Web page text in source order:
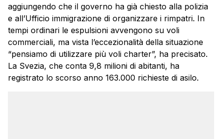
aggiungendo che il governo ha già chiesto alla polizia
e all’Ufficio immigrazione di organizzare i rimpatri. In
tempi ordinari le espulsioni avvengono su voli
commerciali, ma vista l’eccezionalità della situazione
“pensiamo di utilizzare più voli charter”, ha precisato.
La Svezia, che conta 9,8 milioni di abitanti, ha
registrato lo scorso anno 163.000 richieste di asilo.